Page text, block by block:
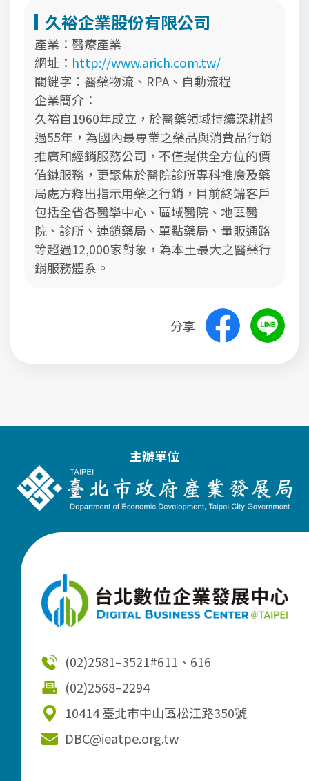
久裕企業股份有限公司
產業： 醫療產業
網址： http://www.arich.com.tw/
關鍵字： 醫藥物流、RPA、自動流程
企業簡介：
久裕自1960年成立，於醫藥領域持續深耕超
過55年，為國內最專業之藥品與消費品行銷
推廣和經銷服務公司，不僅提供全方位的價
值鏈服務，更聚焦於醫院診所專科推廣及藥
局處方釋出指示用藥之行銷，目前終端客戶
包括全省各醫學中心、區域醫院、地區醫
院、診所、連鎖藥局、單點藥局、量販通路
等超過12,000家對象，為本土最大之醫藥行
銷服務體系。
分享
主辦單位
(02)2581–3521#611、616
(02)2568–2294
10414 臺北市中山區松江路350號
DBC@ieatpe.org.tw